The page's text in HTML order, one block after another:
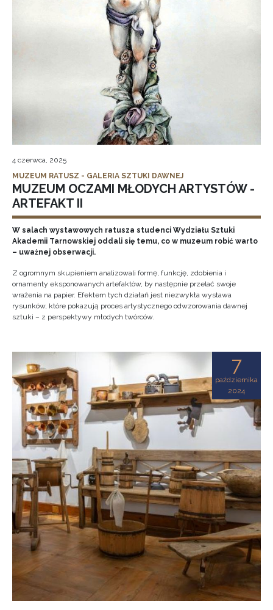
4 czerwca, 2025
MUZEUM RATUSZ - GALERIA SZTUKI DAWNEJ
MUZEUM OCZAMI MŁODYCH ARTYSTÓW -
ARTEFAKT II
W salach wystawowych ratusza studenci Wydziału Sztuki
Akademii Tarnowskiej oddali się temu, co w muzeum robić warto
– uważnej obserwacji.
Z ogromnym skupieniem analizowali formę, funkcję, zdobienia i
ornamenty eksponowanych artefaktów, by następnie przelać swoje
wrażenia na papier. Efektem tych działań jest niezwykła wystawa
rysunków, które pokazują proces artystycznego odwzorowania dawnej
sztuki – z perspektywy młodych twórców.
7
października
2024